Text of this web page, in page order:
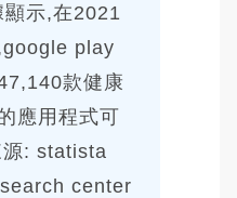
示,在2021
play
款健康
應用程式可
: statista
center